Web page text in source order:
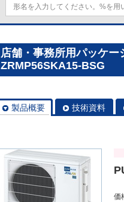
店舗・事務所用パッケ
ZRMP56SKA15-BSG
製品概要 技術資料
価